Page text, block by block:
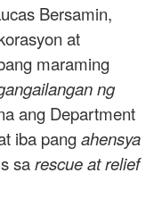
Bersamin,
at
maraming
ng
ang Department
iba pangahensya
sarescue at relief